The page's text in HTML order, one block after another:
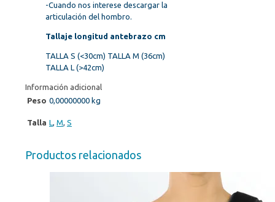
-Cuando nos interese descargar la
articulación del hombro.
Tallaje longitud antebrazo cm
TALLA S (<30cm) TALLA M (36cm)
TALLA L (>42cm)
Información adicional
Peso 0,00000000 kg
Talla L, M, S
Productos relacionados